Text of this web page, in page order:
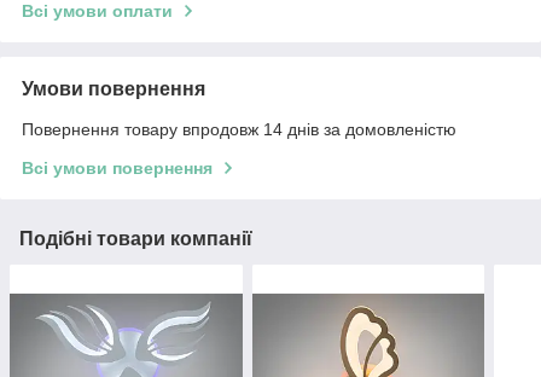
Всі умови оплати
Умови повернення
Повернення товару впродовж 14 днів за домовленістю
Всі умови повернення
Подібні товари компанії